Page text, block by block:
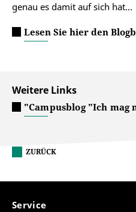
genau es damit auf sich hat...
Lesen Sie hier den
Weitere Links
"Campusblog "Ich mag
ZURÜCK
Service